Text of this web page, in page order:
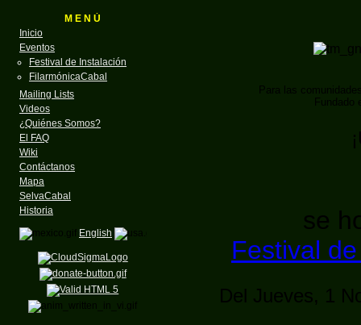
M E N Ú
Inicio
Eventos
Festival de Instalación
FilarmónicaCabal
Mailing Lists
Videos
¿Quiénes Somos?
El FAQ
Wiki
Contáctanos
Mapa
SelvaCabal
Historia
English
Para las
Fundado
se
Festival
Del Jueves, 1